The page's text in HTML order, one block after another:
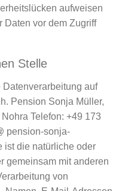
aufweisen
Daten vor dem Zugriff
Stelle
auf
Pension Sonja Müller,
Telefon: +49 173
pension-sonja-
ist die natürliche oder
gemeinsam mit anderen
von